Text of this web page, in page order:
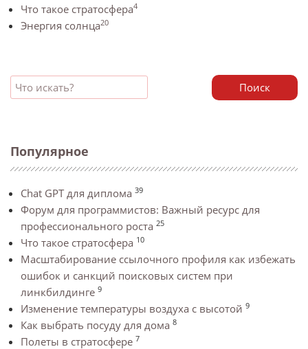
Что такое стратосфера4
Энергия солнца20
Поиск
Популярное
Chat GPT для диплома 39
Форум для программистов: Важный ресурс для
профессионального роста 25
Что такое стратосфера 10
Масштабирование ссылочного профиля как избежать
ошибок и санкций поисковых систем при
линкбилдинге 9
Изменение температуры воздуха с высотой 9
Как выбрать посуду для дома 8
Полеты в стратосфере 7